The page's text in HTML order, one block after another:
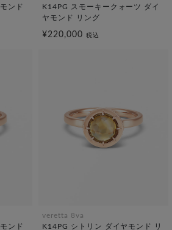
ンド
K14PG スモーキークォーツ ダイ
ヤモンド リング
¥220,000 税込
ンド
veretta 8va
K14PG シトリン ダイヤモンド リ